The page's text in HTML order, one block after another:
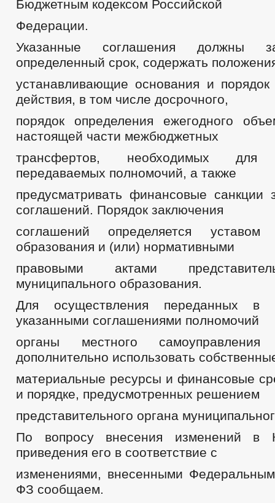
Бюджетным кодексом Российской
Федерации.
Указанные соглашения должны
определенный срок, содержать
устанавливающие основания и
действия, в том числе досрочного,
порядок определения ежегодного
настоящей части межбюджетных
трансфертов, необходимых для
передаваемых полномочий, а также
предусматривать финансовые санкции
соглашений. Порядок заключения
соглашений определяется уставом
образования и (или) нормативными
правовыми актами
муниципального образования.
Для осуществления переданных в
указанными соглашениями полномочий
органы местного
дополнительно использовать
материальные ресурсы и финансовые
и порядке, предусмотренных решением
представительного органа
По вопросу внесения изменений в
приведения его в соответствие с
изменениями, внесенными
ФЗ сообщаем.